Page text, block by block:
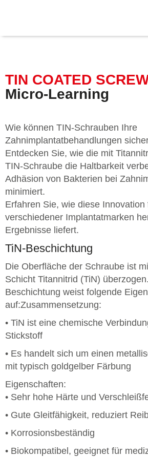
TIN COATED
Micro-Learning
Wie können TIN-Schrauben Ihre
Zahnimplantatbehandlungen
Entdecken Sie, wie die mit
TIN-Schraube die Haltbarkeit
Adhäsion von Bakterien bei
minimiert.
Erfahren Sie, wie diese Innovation
verschiedener Implantatmarken
Ergebnisse liefert.
TiN-Beschichtung
Die Oberfläche der Schraube ist
Schicht Titannitrid (TiN)
Beschichtung weist folgende
auf:Zusammensetzung:
• TiN ist eine chemische
Stickstoff
• Es handelt sich um einen
mit typisch goldgelber Färbung
Eigenschaften:
• Sehr hohe Härte und
• Gute Gleitfähigkeit, reduziert
• Korrosionsbeständig
• Biokompatibel, geeignet für